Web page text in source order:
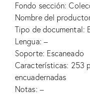
Fondo sección:
Nombre del
Tipo de documental:
Lengua: –
Soporte: Escaneado
Características: 253
encuadernadas
Notas: –